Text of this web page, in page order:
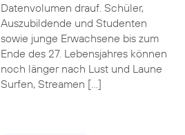
Datenvolumen drauf. Schüler,
Auszubildende und Studenten
sowie junge Erwachsene bis zum
Ende des 27. Lebensjahres können
noch länger nach Lust und Laune
Surfen, Streamen […]